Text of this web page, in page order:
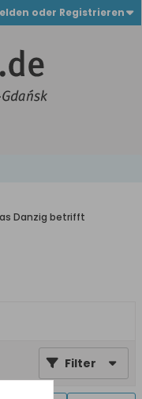
oder Registrieren
Danzig betrifft
Filter